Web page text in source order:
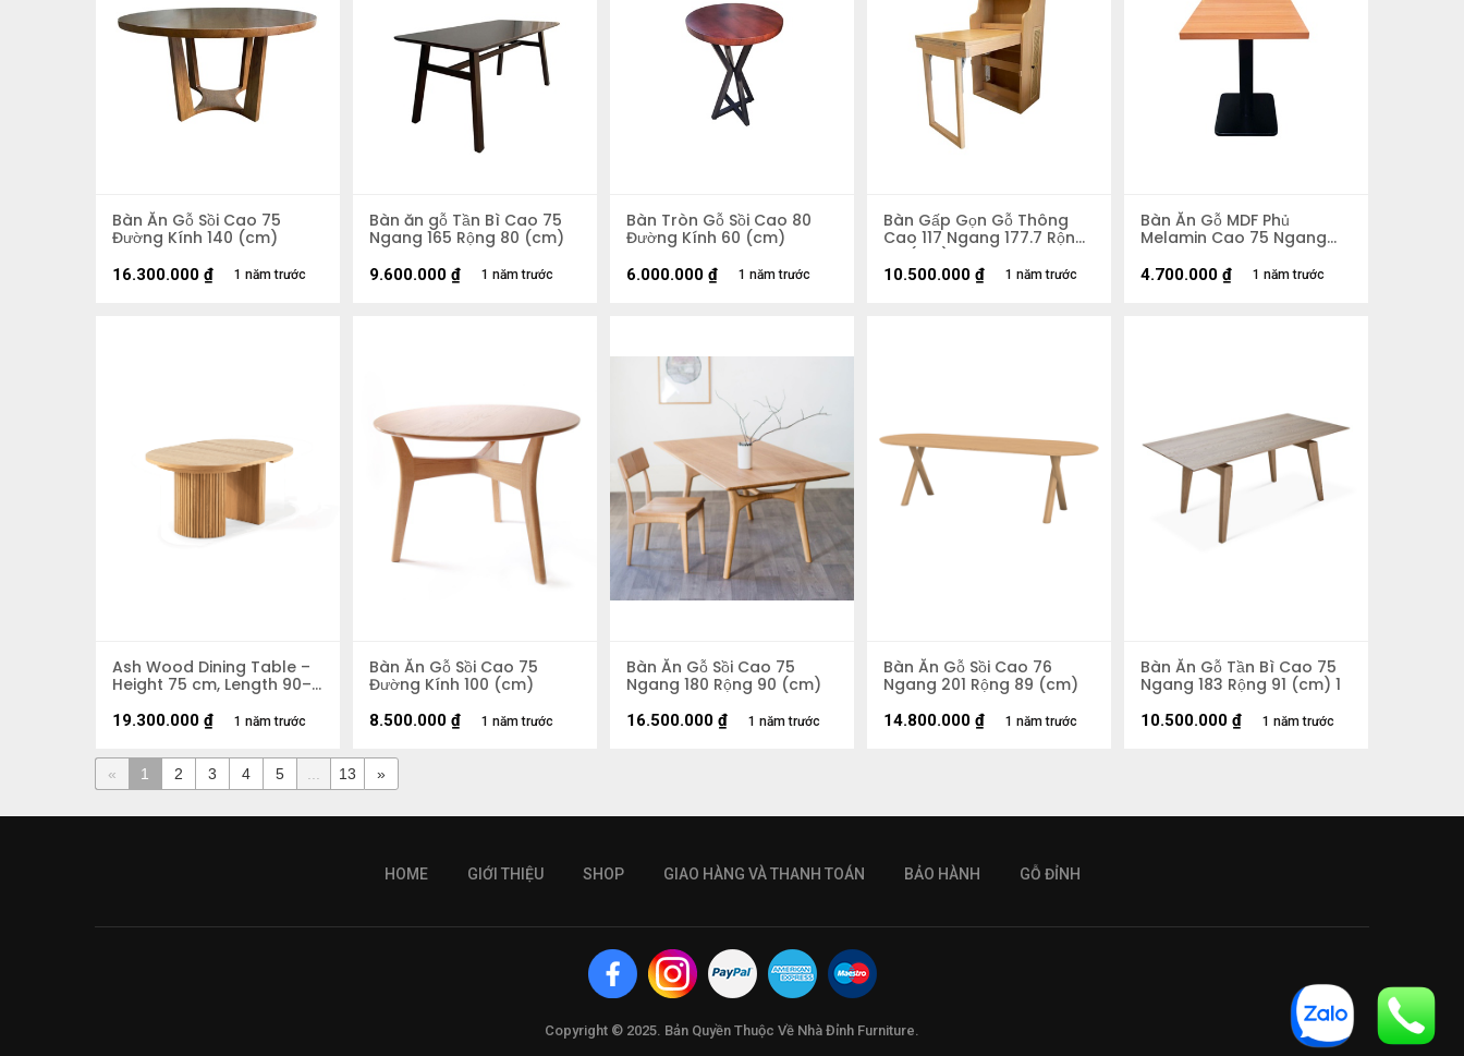
Bàn Ăn Gỗ Sồi Cao 75
Đường Kính 140 (cm)
1 năm trước
16.300.000 ₫
Bàn ăn gỗ Tần Bì Cao 75
Ngang 165 Rộng 80 (cm)
1 năm trước
9.600.000 ₫
Bàn Tròn Gỗ Sồi Cao 80
Đường Kính 60 (cm)
1 năm trước
6.000.000 ₫
Bàn Gấp Gọn Gỗ Thông
Cao 117 Ngang 177.7 Rộng
64 (cm)
1 năm trước
10.500.000 ₫
Bàn Ăn Gỗ MDF Phủ
Melamin Cao 75 Ngang
1 năm trước
4.700.000 ₫
Ash Wood Dining Table –
Height 75 cm, Length 90–
200 cm, Width 90 cm
1 năm trước
19.300.000 ₫
Bàn Ăn Gỗ Sồi Cao 75
Đường Kính 100 (cm)
1 năm trước
8.500.000 ₫
Bàn Ăn Gỗ Sồi Cao 75
Ngang 180 Rộng 90 (cm)
1 năm trước
16.500.000 ₫
Bàn Ăn Gỗ Sồi Cao 76
Ngang 201 Rộng 89 (cm)
1 năm trước
14.800.000 ₫
Bàn Ăn Gỗ Tần Bì Cao 75
Ngang 183 Rộng 91 (cm) 1
1 năm trước
10.500.000 ₫
« 1 2 3 4 5 13 »
HOME GIỚI THIỆU SHOP GIAO HÀNG VÀ THANH TOÁN BẢO HÀNH GỖ ĐỈNH
Copyright © 2025. Bản Quyền Thuộc Về Nhà Đỉnh Furniture.